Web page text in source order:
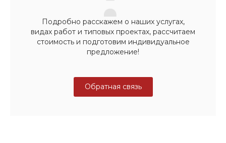
Подробно расскажем о наших услугах,
видах работ и типовых проектах, рассчитаем
стоимость и подготовим индивидуальное
предложение!
Обратная связь